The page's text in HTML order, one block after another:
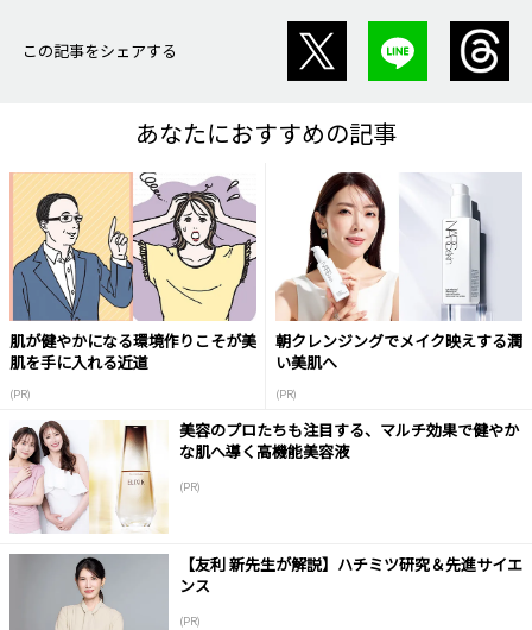
この記事をシェアする
あなたにおすすめの記事
肌が健やかになる環境作りこそが美
肌を手に入れる近道
(PR)
朝クレンジングでメイク映えする潤
い美肌へ
(PR)
美容のプロたちも注目する、マルチ効果で健やか
な肌へ導く高機能美容液
(PR)
【友利 新先生が解説】ハチミツ研究＆先進サイエ
ンス
(PR)